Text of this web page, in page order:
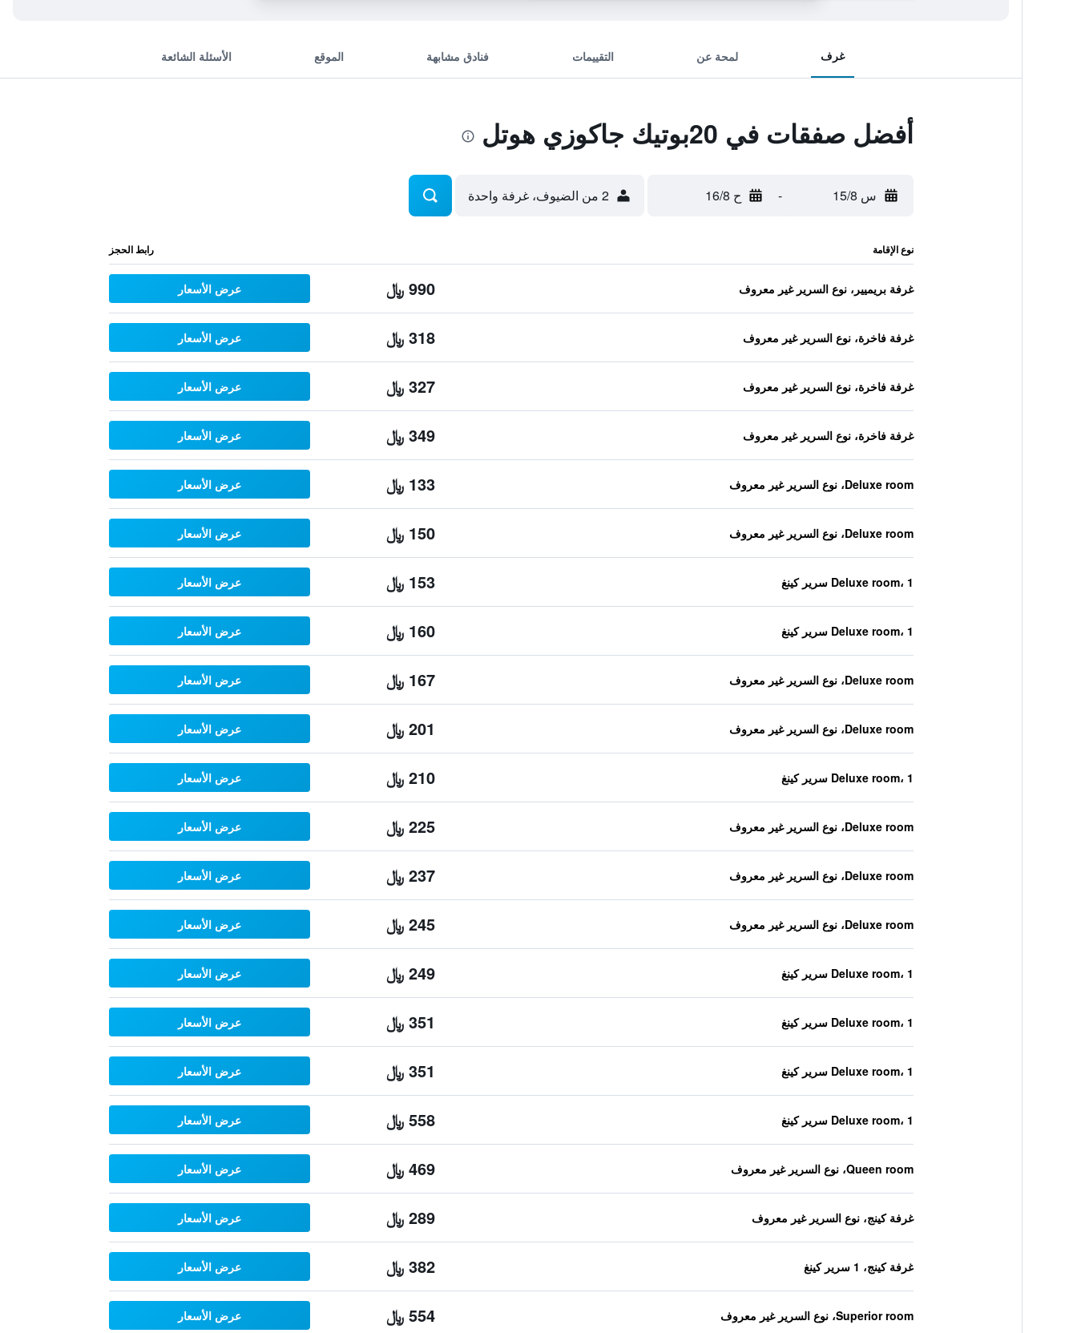
غرف لمحة عن التقييمات فنادق مشابهة الموقع الأسئلة الشائعة
أفضل صفقات في 20بوتيك جاكوزي هوتل
س 15/8 - ح 16/8 2 من الضيوف، غرفة واحدة
نوع الإقامة رابط الحجز
غرفة بريميير، نوع السرير غير معروف 990 ﷼ عرض الأسعار
غرفة فاخرة، نوع السرير غير معروف 318 ﷼ عرض الأسعار
غرفة فاخرة، نوع السرير غير معروف 327 ﷼ عرض الأسعار
غرفة فاخرة، نوع السرير غير معروف 349 ﷼ عرض الأسعار
Deluxe room، نوع السرير غير معروف 133 ﷼ عرض الأسعار
Deluxe room، نوع السرير غير معروف 150 ﷼ عرض الأسعار
Deluxe room، 1 سرير كينغ 153 ﷼ عرض الأسعار
Deluxe room، 1 سرير كينغ 160 ﷼ عرض الأسعار
Deluxe room، نوع السرير غير معروف 167 ﷼ عرض الأسعار
Deluxe room، نوع السرير غير معروف 201 ﷼ عرض الأسعار
Deluxe room، 1 سرير كينغ 210 ﷼ عرض الأسعار
Deluxe room، نوع السرير غير معروف 225 ﷼ عرض الأسعار
Deluxe room، نوع السرير غير معروف 237 ﷼ عرض الأسعار
Deluxe room، نوع السرير غير معروف 245 ﷼ عرض الأسعار
Deluxe room، 1 سرير كينغ 249 ﷼ عرض الأسعار
Deluxe room، 1 سرير كينغ 351 ﷼ عرض الأسعار
Deluxe room، 1 سرير كينغ 351 ﷼ عرض الأسعار
Deluxe room، 1 سرير كينغ 558 ﷼ عرض الأسعار
Queen room، نوع السرير غير معروف 469 ﷼ عرض الأسعار
غرفة كينج، نوع السرير غير معروف 289 ﷼ عرض الأسعار
غرفة كينج، 1 سرير كينغ 382 ﷼ عرض الأسعار
Superior room، نوع السرير غير معروف 554 ﷼ عرض الأسعار